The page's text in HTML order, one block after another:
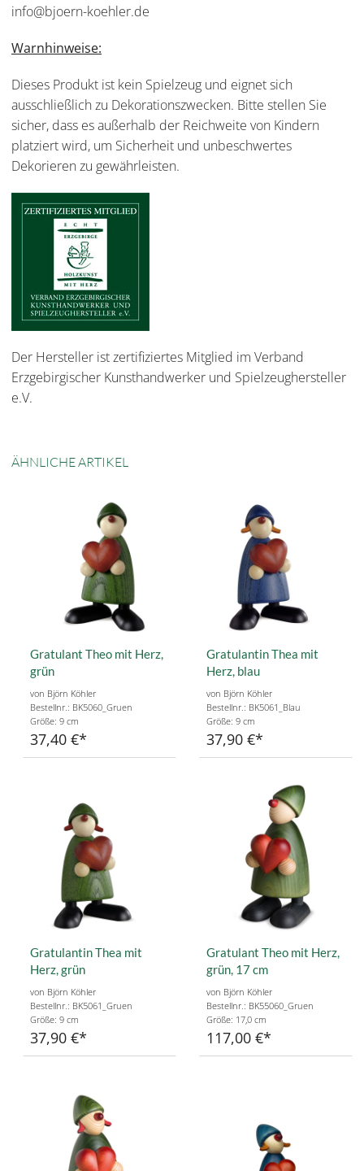
info@bjoern-koehler.de
Warnhinweise:
Dieses Produkt ist kein Spielzeug und eignet sich
ausschließlich zu Dekorationszwecken. Bitte stellen Sie
sicher, dass es außerhalb der Reichweite von Kindern
platziert wird, um Sicherheit und unbeschwertes
Dekorieren zu gewährleisten.
Der Hersteller ist zertifiziertes Mitglied im Verband
Erzgebirgischer Kunsthandwerker und Spielzeughersteller
e.V.
ÄHNLICHE ARTIKEL
Gratulant Theo mit Herz,
grün
von Björn Köhler
Bestellnr.: BK5060_Gruen
Größe: 9 cm
37,40 €
Gratulantin Thea mit
Herz, blau
von Björn Köhler
Bestellnr.: BK5061_Blau
Größe: 9 cm
37,90 €
Gratulantin Thea mit
Herz, grün
von Björn Köhler
Bestellnr.: BK5061_Gruen
Größe: 9 cm
37,90 €
Gratulant Theo mit Herz,
grün, 17 cm
von Björn Köhler
Bestellnr.: BK55060_Gruen
Größe: 17,0 cm
117,00 €